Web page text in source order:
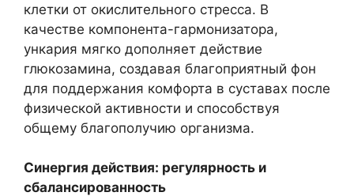
клетки от окислительного стресса. В
качестве компонента-гармонизатора,
ункария мягко дополняет действие
глюкозамина, создавая благоприятный фон
для поддержания комфорта в суставах после
физической активности и способствуя
общему благополучию организма.
Синергия действия: регулярность и
сбалансированность